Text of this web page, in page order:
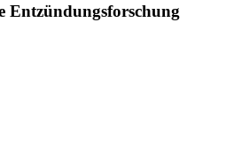
Entzündungsforschung